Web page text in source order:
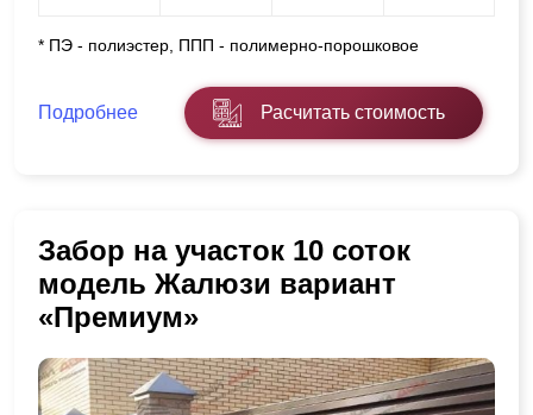
* ПЭ - полиэстер, ППП - полимерно-порошковое
Подробнее Расчитать стоимость
Забор на участок 10 соток
модель Жалюзи вариант
«Премиум»